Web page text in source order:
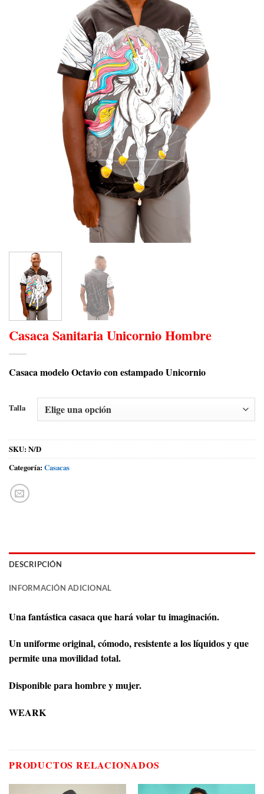
Casaca Sanitaria Unicornio Hombre
Casaca modelo Octavio con estampado Unicornio
Talla
SKU: N/D
Categoría: Casacas
DESCRIPCIÓN
INFORMACIÓN ADICIONAL
Una fantástica casaca que hará volar tu imaginación.
Un uniforme original, cómodo, resistente a los líquidos y que
permite una movilidad total.
Disponible para hombre y mujer.
WEARK
PRODUCTOS RELACIONADOS